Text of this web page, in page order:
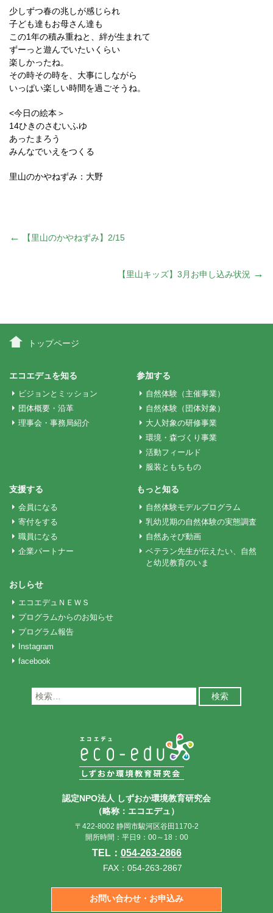
少しずつ春の兆しが感じられ
子ども達もお母さん達も
この1年の積み重ねと、絆が生まれて
ずーっと遊んでいたいくらい
楽しかったね。
その時その時を、大事にしながら
いっぱい楽しい時間を過ごそうね。
<今日の絵本＞
14ひきのさむいふゆ
あったまろう
みんなでいえをつくる
里山のかやねずみ：大野
投
ビ
ゲ
ー
ョ
ン
← 【里山のかやねずみ】2/15
【里山キッズ】3月お申し込み状況 →
トップページ
エコエデュを知る
ビジョンとミッション
団体概要・沿革
理事会・事務局紹介
参加する
自然体験（主催事業）
自然体験（団体対象）
大人対象の研修事業
環境・森づくり事業
活動フィールド
服装ともちもの
支援する
会員になる
寄付をする
職員になる
企業パートナー
もっと知る
自然体験モデルプログラム
乳幼児期の自然体験の実態調査
自然あそび動画
ベテラン先生が伝えたい、自然
と幼児教育のいま
おしらせ
エコエデュＮＥＷＳ
プログラムからのお知らせ
プログラム報告
Instagram
facebook
検
索:
認定NPO法人 しずおか環境教育研究会
（略称：エコエデュ）
〒422-8002 静岡市駿河区谷田1170-2
開所時間：平日9：00～18：00
TEL： 054-263-2866
FAX：054-263-2867
お問い合わせ・お申込み